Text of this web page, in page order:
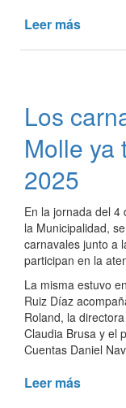
Leer más
con
la
Local
y
Los
Molle ya
2025
En la jornada del
la Municipalidad,
carnavales junto a
participan en la
La misma estuvo
Ruiz Díaz
Roland, la
Claudia Brusa y el
Cuentas Daniel
Leer más